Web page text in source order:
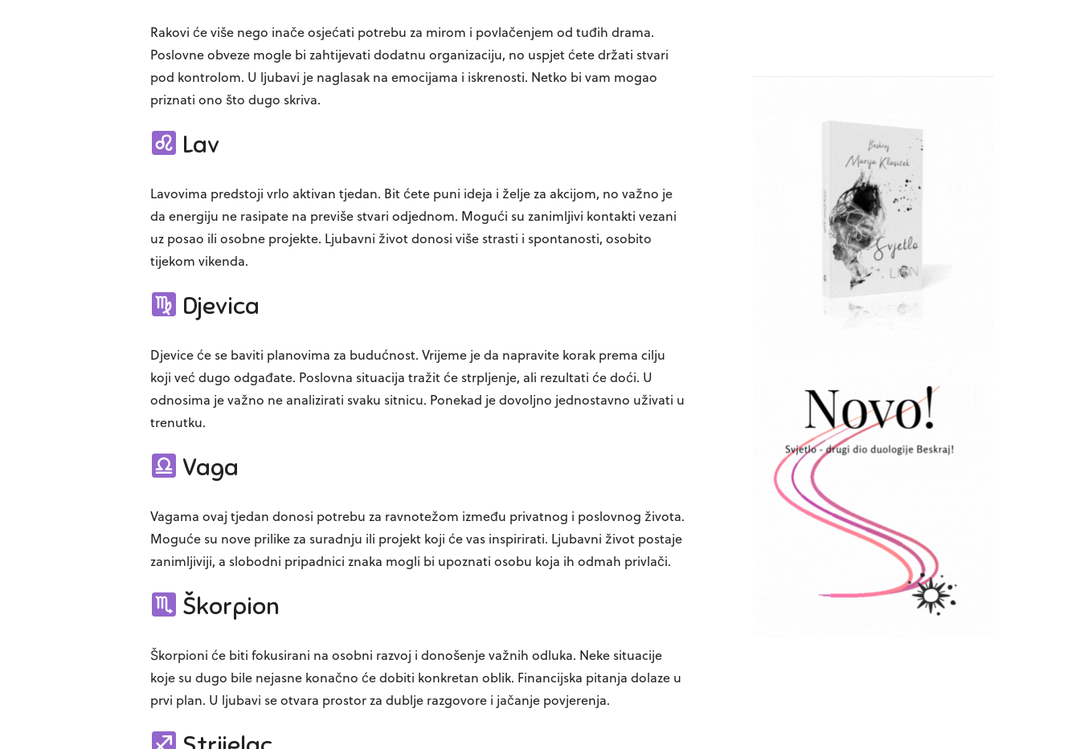
Rakovi će više nego inače osjećati potrebu za mirom i povlačenjem od tuđih drama.
Poslovne obveze mogle bi zahtijevati dodatnu organizaciju, no uspjet ćete držati stvari
pod kontrolom. U ljubavi je naglasak na emocijama i iskrenosti. Netko bi vam mogao
priznati ono što dugo skriva.
Lav
Lavovima predstoji vrlo aktivan tjedan. Bit ćete puni ideja i želje za akcijom, no važno je
da energiju ne rasipate na previše stvari odjednom. Mogući su zanimljivi kontakti vezani
uz posao ili osobne projekte. Ljubavni život donosi više strasti i spontanosti, osobito
tijekom vikenda.
Djevica
Djevice će se baviti planovima za budućnost. Vrijeme je da napravite korak prema cilju
koji već dugo odgađate. Poslovna situacija tražit će strpljenje, ali rezultati će doći. U
odnosima je važno ne analizirati svaku sitnicu. Ponekad je dovoljno jednostavno uživati u
trenutku.
Vaga
Vagama ovaj tjedan donosi potrebu za ravnotežom između privatnog i poslovnog života.
Moguće su nove prilike za suradnju ili projekt koji će vas inspirirati. Ljubavni život postaje
zanimljiviji, a slobodni pripadnici znaka mogli bi upoznati osobu koja ih odmah privlači.
Škorpion
Škorpioni će biti fokusirani na osobni razvoj i donošenje važnih odluka. Neke situacije
koje su dugo bile nejasne konačno će dobiti konkretan oblik. Financijska pitanja dolaze u
prvi plan. U ljubavi se otvara prostor za dublje razgovore i jačanje povjerenja.